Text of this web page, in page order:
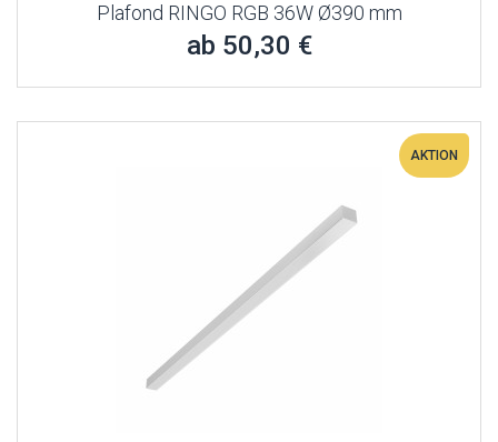
Plafond RINGO RGB 36W Ø390 mm
ab 50,30 €
AKTION